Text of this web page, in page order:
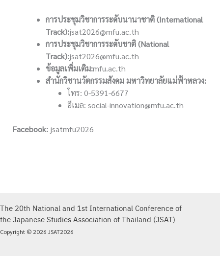
การประชุมวิชาการระดับนานาชาติ (International
Track):jsat2026@mfu.ac.th
การประชุมวิชาการระดับชาติ (National
Track):jsat2026@mfu.ac.th
ข้อมูลเพิ่มเติม:mfu.ac.th
สำนักวิชานวัตกรรมสังคม มหาวิทยาลัยแม่ฟ้าหลวง:
โทร: 0-5391-6677
อีเมล: social-innovation@mfu.ac.th
Facebook:jsatmfu2026
The 20th National and 1st International Conference of
the Japanese Studies Association of Thailand (JSAT)
Copyright © 2026 JSAT2026